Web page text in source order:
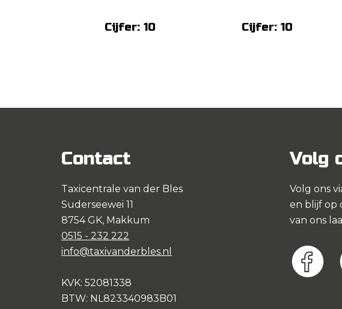
Cijfer: 10 Cijfer: 10
Contact
Taxicentrale van der Bles
Suderseewei 11
8754 GK, Makkum
0515 - 232 222
info@taxivanderbles.nl
KVK: 52081338
BTW: NL823340983B01
Volg
Volg ons
en blijf op
van ons